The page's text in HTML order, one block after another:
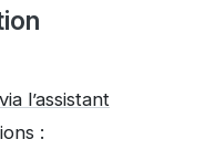
l’assistant
: